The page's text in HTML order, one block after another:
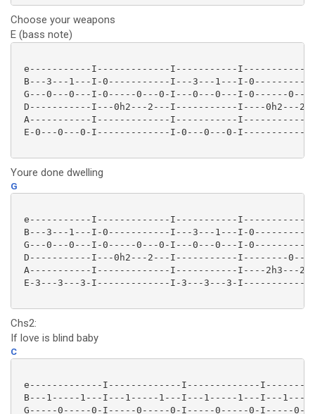
Choose your weapons
E (bass note)
e-----------I-------------I-----------
B---3---1---I-0-----------I---3---1---I-
G---0---0---I-0-----0---0-I---0---0---I-0------0---
D-----------I---0h2---2---I-----------I----0h2---
A-----------I-------------I-----------
E-0---0---0-I-------------I-0---0---0-
Youre done dwelling
G
e-----------I-------------I-----------
B---3---1---I-0-----------I---3---1---I-
G---0---0---I-0-----0---0-I---0---0---I-
D-----------I---0h2---2---I-----------I--------
A-----------I-------------I-----------I----2h3---2-
E-3---3---3-I-------------I-3---3---3-
Chs2:
If love is blind baby
C
e-------------I-------------I-------------
B---1-----1---I---1-----1---I---1-----1---I---
G-----0-----0-I-----0-----0-I-----0-----0-I-----